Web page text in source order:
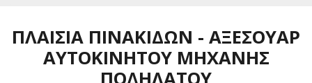
ΠΛΑΊΣΙΑ ΠΙΝΑΚΊΔΩΝ - ΑΞΕΣΟΥΆΡ
ΑΥΤΟΚΙΝΉΤΟΥ ΜΗΧΑΝΉΣ